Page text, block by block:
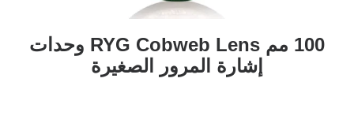
100 مم RYG Cobweb Lens وحدات
إشارة المرور الصغيرة